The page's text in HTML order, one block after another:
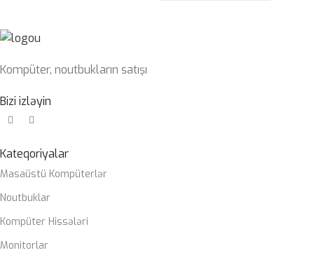
Kompüter, noutbukların satışı
Bizi izləyin
Kateqoriyalar
Masaüstü Kompüterlər
Noutbuklar
Kompüter Hissələri
Monitorlar